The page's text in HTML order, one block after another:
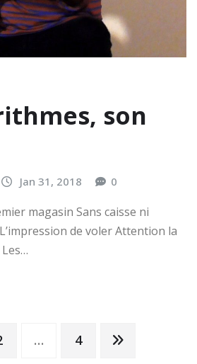
son
Jan 31, 2018 0
magasin Sans caisse ni
de voler Attention la
… 4